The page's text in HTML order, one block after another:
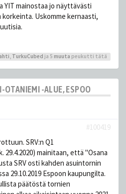
YIT mainostaa jo näyttävästi
Uskomme kernaasti,
, TurkuCubed ja 5 muuta peukutti tätä
OTANIEMI -ALUE, ESPOO
#100419
SRV:n Q1
29.4.2020) mainitaan, että "Osana
SRV osti kahden asuintornin
29.10.2019 Espoon kaupungilta.
päätöstä tornien